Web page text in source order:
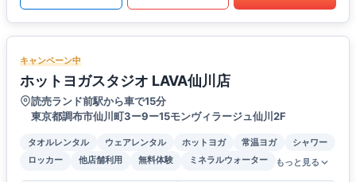
キャンペーン中
ホットヨガスタジオ LAVA仙川店
読売ランド前駅から車で15分
東京都調布市仙川町3ー9ー15モンヴィラージュ仙川2F
タオルレンタル ウェアレンタル ホットヨガ 常温ヨガ
シャワー
ロッカー
他店舗利用 無料体験 ミネラルウォーター もっと見る